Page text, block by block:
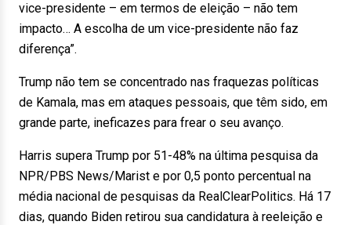
vice-presidente – em termos de eleição – não tem
impacto… A escolha de um vice-presidente não faz
diferença”.
Trump não tem se concentrado nas fraquezas políticas
de Kamala, mas em ataques pessoais, que têm sido, em
grande parte, ineficazes para frear o seu avanço.
Harris supera Trump por 51-48% na última pesquisa da
NPR/PBS News/Marist e por 0,5 ponto percentual na
média nacional de pesquisas da RealClearPolitics. Há 17
dias, quando Biden retirou sua candidatura à reeleição e